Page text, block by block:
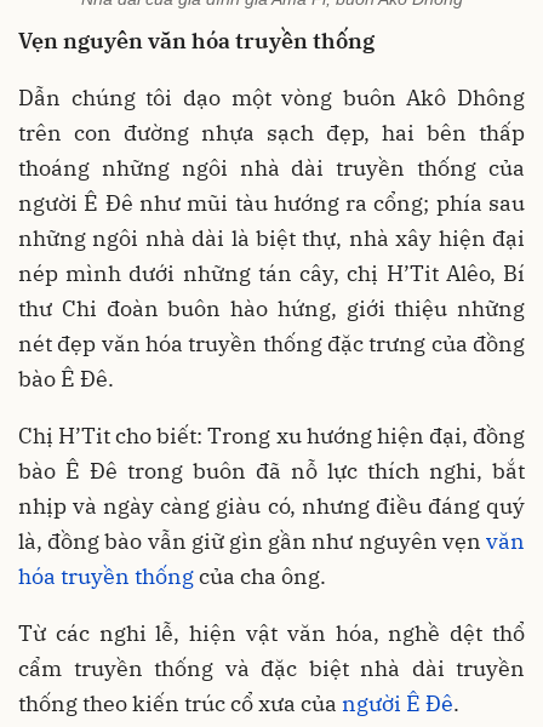
Vẹn nguyên văn hóa truyền thống
Dẫn chúng tôi dạo một vòng buôn Akô Dhông
trên con đường nhựa sạch đẹp, hai bên thấp
thoáng những ngôi nhà dài truyền thống của
người Ê Đê như mũi tàu hướng ra cổng; phía sau
những ngôi nhà dài là biệt thự, nhà xây hiện đại
nép mình dưới những tán cây, chị H’Tit Alêo, Bí
thư Chi đoàn buôn hào hứng, giới thiệu những
nét đẹp văn hóa truyền thống đặc trưng của đồng
bào Ê Đê.
Chị H’Tit cho biết: Trong xu hướng hiện đại, đồng
bào Ê Đê trong buôn đã nỗ lực thích nghi, bắt
nhịp và ngày càng giàu có, nhưng điều đáng quý
là, đồng bào vẫn giữ gìn gần như nguyên vẹn văn
hóa truyền thốngcủa cha ông.
Từ các nghi lễ, hiện vật văn hóa, nghề dệt thổ
cẩm truyền thống và đặc biệt nhà dài truyền
thống theo kiến trúc cổ xưa của người Ê Đê.